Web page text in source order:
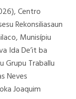
Centro
Rekonsiliasaun
Munisípiu
Ida De’it ba
Grupu Traballu
Neves
Joaquim